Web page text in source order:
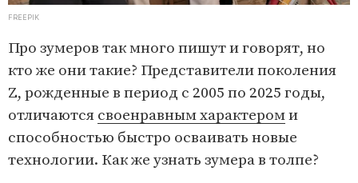
FREEPIK
Про зумеров так много пишут и говорят, но
кто же они такие? Представители поколения
Z, рожденные в период с 2005 по 2025 годы,
отличаются своенравным характероми
способностью быстро осваивать новые
технологии. Как же узнать зумера в толпе?